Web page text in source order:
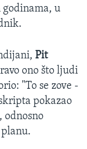
godinama, u
Pit
ono što ljudi
"To se zove -
pokazao
odnosno